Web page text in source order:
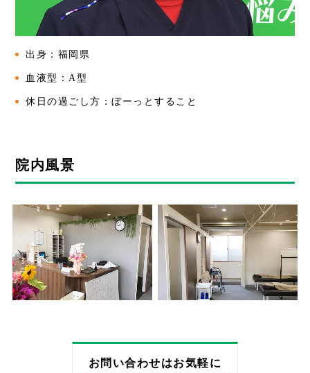
出身：福岡県
血液型：A型
休日の過ごし方：ぼーっとすること
院内風景
お問い合わせはお気軽に